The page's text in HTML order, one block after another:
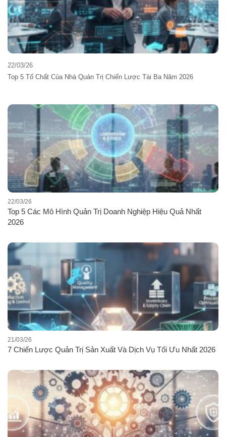
22/03/26
Top 5 Tố Chất Của Nhà Quản Trị Chiến Lược Tài Ba Năm 2026
Top 5 Các Mô Hình Quản Trị Doanh Nghiệp Hiệu Quả Nhất
2026
22/03/26
7 Chiến Lược Quản Trị Sản Xuất Và Dịch Vụ Tối Ưu Nhất 2026
21/03/26